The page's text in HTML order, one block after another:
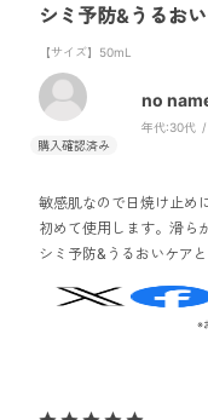
シミ予防&うるお
【サイズ】50mL
no
年代:30代
敏感肌なので日焼け止め
初めて使用します。滑ら
シミ予防&うるおいケア
※